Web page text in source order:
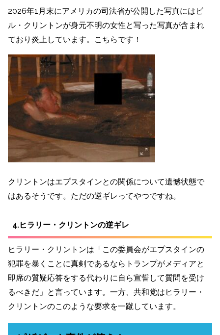
2026年1月末にアメリカの司法省が公開した写真にはビ
ル・クリントンが身元不明の女性と写った写真が含まれ
ており炎上しています。こちらです！
クリントンはエプスタインとの関係について遺憾状態で
はあるそうです。ただの逆ギレってやつですね。
4.ヒラリー・クリントンの逆ギレ
ヒラリー・クリントンは「この委員会がエプスタインの
犯罪を暴くことに真剣であるならトランプがメディアと
即席の質疑応答をする代わりに自ら宣誓して質問を受け
るべきだ」と言っています。一方、共和党はヒラリー・
クリントンのこのような要求を一蹴しています。